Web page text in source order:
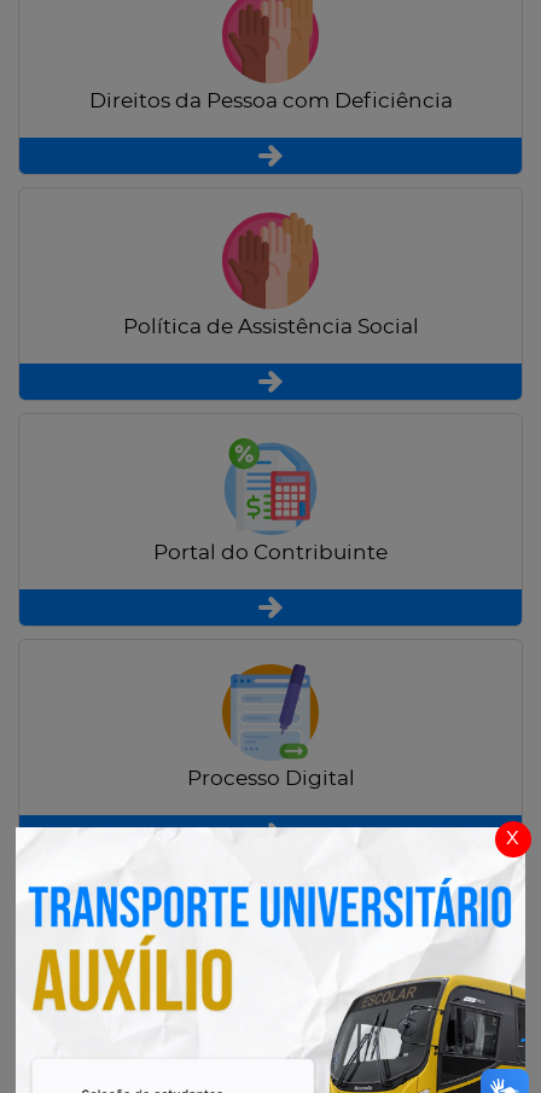
x
Direitos da Pessoa com Deficiência
Política de Assistência Social
Portal do Contribuinte
Processo Digital
Radar Transparência Pública